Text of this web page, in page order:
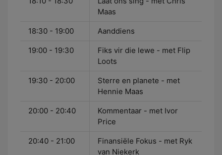
Maas
18:30 - 19:00 Aanddiens
19:00 - 19:30
Fiks vir die lewe - met Flip
Loots
19:30 - 20:00
Sterre en planete - met
Hennie Maas
20:00 - 20:40
Kommentaar - met Ivor
Price
20:40 - 21:00
Finansiële Fokus - met Ryk
van Niekerk